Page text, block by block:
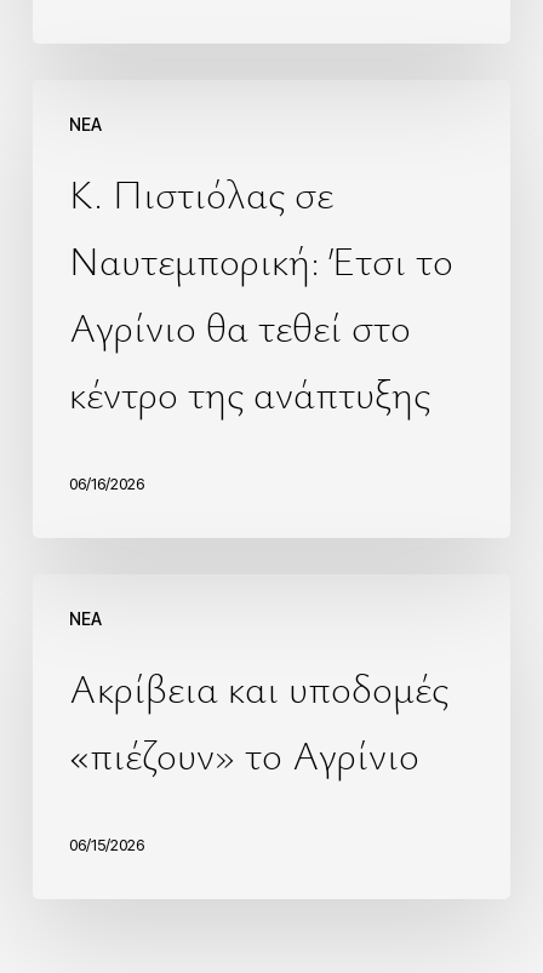
NEA
Κ. Πιστιόλας σε
Ναυτεμπορική: Έτσι το
Αγρίνιο θα τεθεί στο
κέντρο της ανάπτυξης
06/16/2026
NEA
Ακρίβεια και υποδομές
«πιέζουν» το Αγρίνιο
06/15/2026